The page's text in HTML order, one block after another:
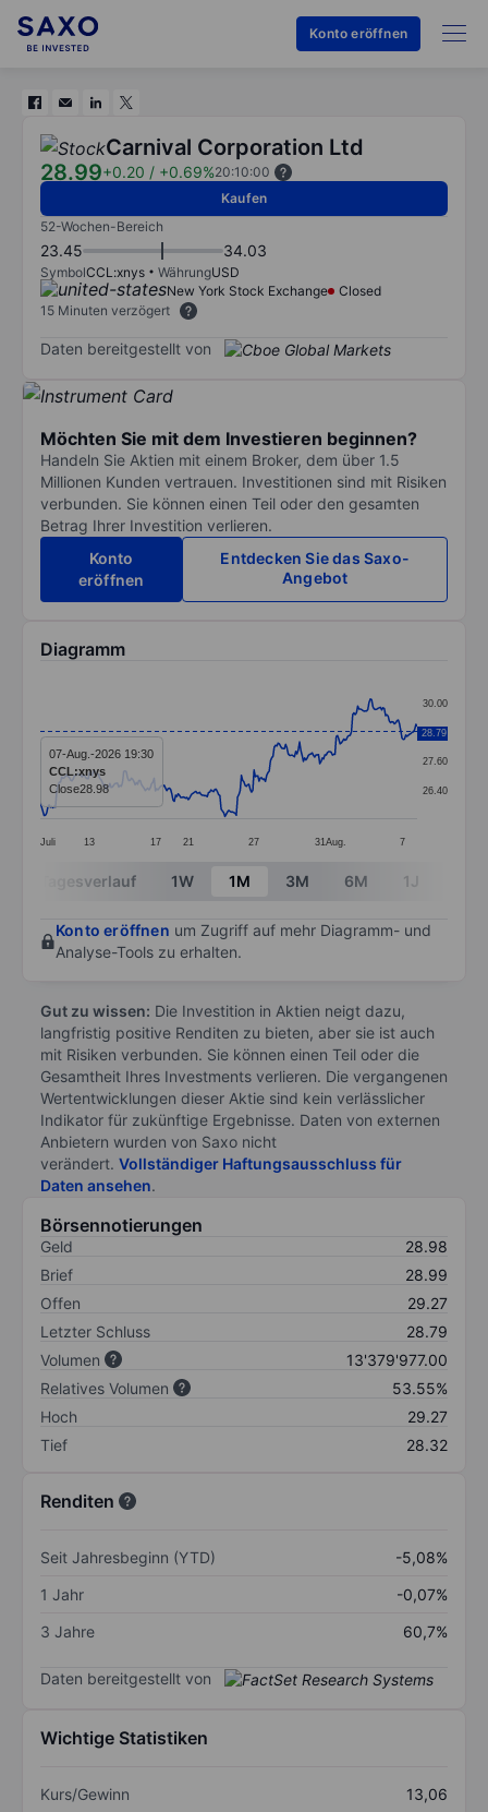
Konto eröffnen
Carnival Corporation Ltd
28.99+0.20 / +0.69%20:10:00
Kaufen
52-Wochen-Bereich
23.45 34.03
SymbolCCL:xnys WährungUSD
New York Stock Exchange
Closed
15 Minuten verzögert
Daten bereitgestellt von
Möchten Sie mit dem Investieren beginnen?
Handeln Sie Aktien mit einem Broker, dem über 1.5
Millionen Kunden vertrauen. Investitionen sind mit Risiken
verbunden. Sie können einen Teil oder den gesamten
Betrag Ihrer Investition verlieren.
Konto
eröffnen
Entdecken Sie das Saxo-
Angebot
Diagramm
Line chart with 299 data points.
The chart has 1 X axis displaying categories.
The chart has 1 Y axis displaying values. Data
Juli 13 17 21 27 31 Aug. 7
26.40
27.60
28.80
30.00
28.79
07-Aug.-2026 19:30
CCL:xnys
Close28.98
End of interactive chart.
Tagesverlauf 1W 1M 3M 6M 1J
Konto eröffnen um Zugriff auf mehr Diagramm- und
Analyse-Tools zu erhalten.
Gut zu wissen: Die Investition in Aktien neigt dazu,
langfristig positive Renditen zu bieten, aber sie ist auch
mit Risiken verbunden. Sie können einen Teil oder die
Gesamtheit Ihres Investments verlieren. Die vergangenen
Wertentwicklungen dieser Aktie sind kein verlässlicher
Indikator für zukünftige Ergebnisse. Daten von externen
Anbietern wurden von Saxo nicht
verändert. Vollständiger Haftungsausschluss für
Daten ansehen.
Börsennotierungen
Geld
28.98
Brief
28.99
Offen
29.27
Letzter Schluss
28.79
Volumen
13'379'977.00
Relatives Volumen
53.55%
Hoch
29.27
Tief
28.32
Renditen
Seit Jahresbeginn (YTD)
-5,08%
1 Jahr
-0,07%
3 Jahre
60,7%
Daten bereitgestellt von
Wichtige Statistiken
Kurs/Gewinn
13,06